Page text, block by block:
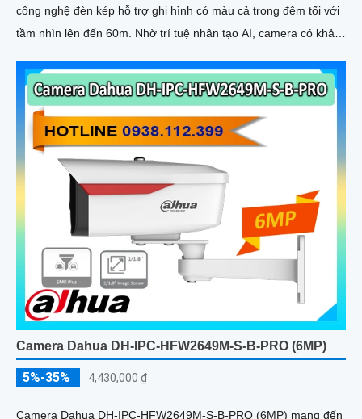
công nghệ đèn kép hỗ trợ ghi hình có màu cả trong đêm tối với
tầm nhìn lên đến 60m. Nhờ trí tuệ nhân tạo AI, camera có khả
báo giả nâng cao hiệu quả an ninh hỗ trợ khe cắm thẻ nhớ
512GB, chuẩn chống nước IP67
Camera Dahua DH-IPC-HFW2649M-S-B-PRO (6MP)
5%-35% 4,430,000 ₫
Camera Dahua DH-IPC-HFW2649M-S-B-PRO (6MP) mang đến